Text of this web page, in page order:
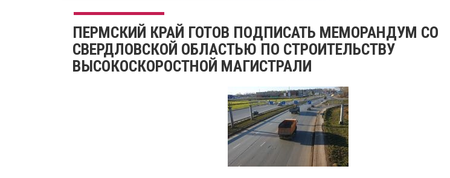
ПЕРМСКИЙ КРАЙ ГОТОВ ПОДПИСАТЬ МЕМОРАНДУМ СО
СВЕРДЛОВСКОЙ ОБЛАСТЬЮ ПО СТРОИТЕЛЬСТВУ
ВЫСОКОСКОРОСТНОЙ МАГИСТРАЛИ